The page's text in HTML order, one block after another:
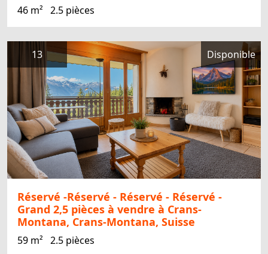
46 m² 2.5 pièces
13 Disponible
Réservé -Réservé - Réservé - Réservé -
Grand 2,5 pièces à vendre à Crans-
Montana, Crans-Montana, Suisse
59 m² 2.5 pièces